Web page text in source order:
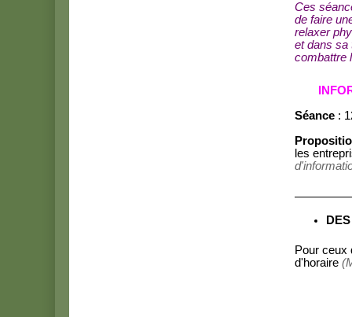
Ces
de faire
relaxer
et dans sa
combattre
Séance :
les
Pour ceux
d'horaire